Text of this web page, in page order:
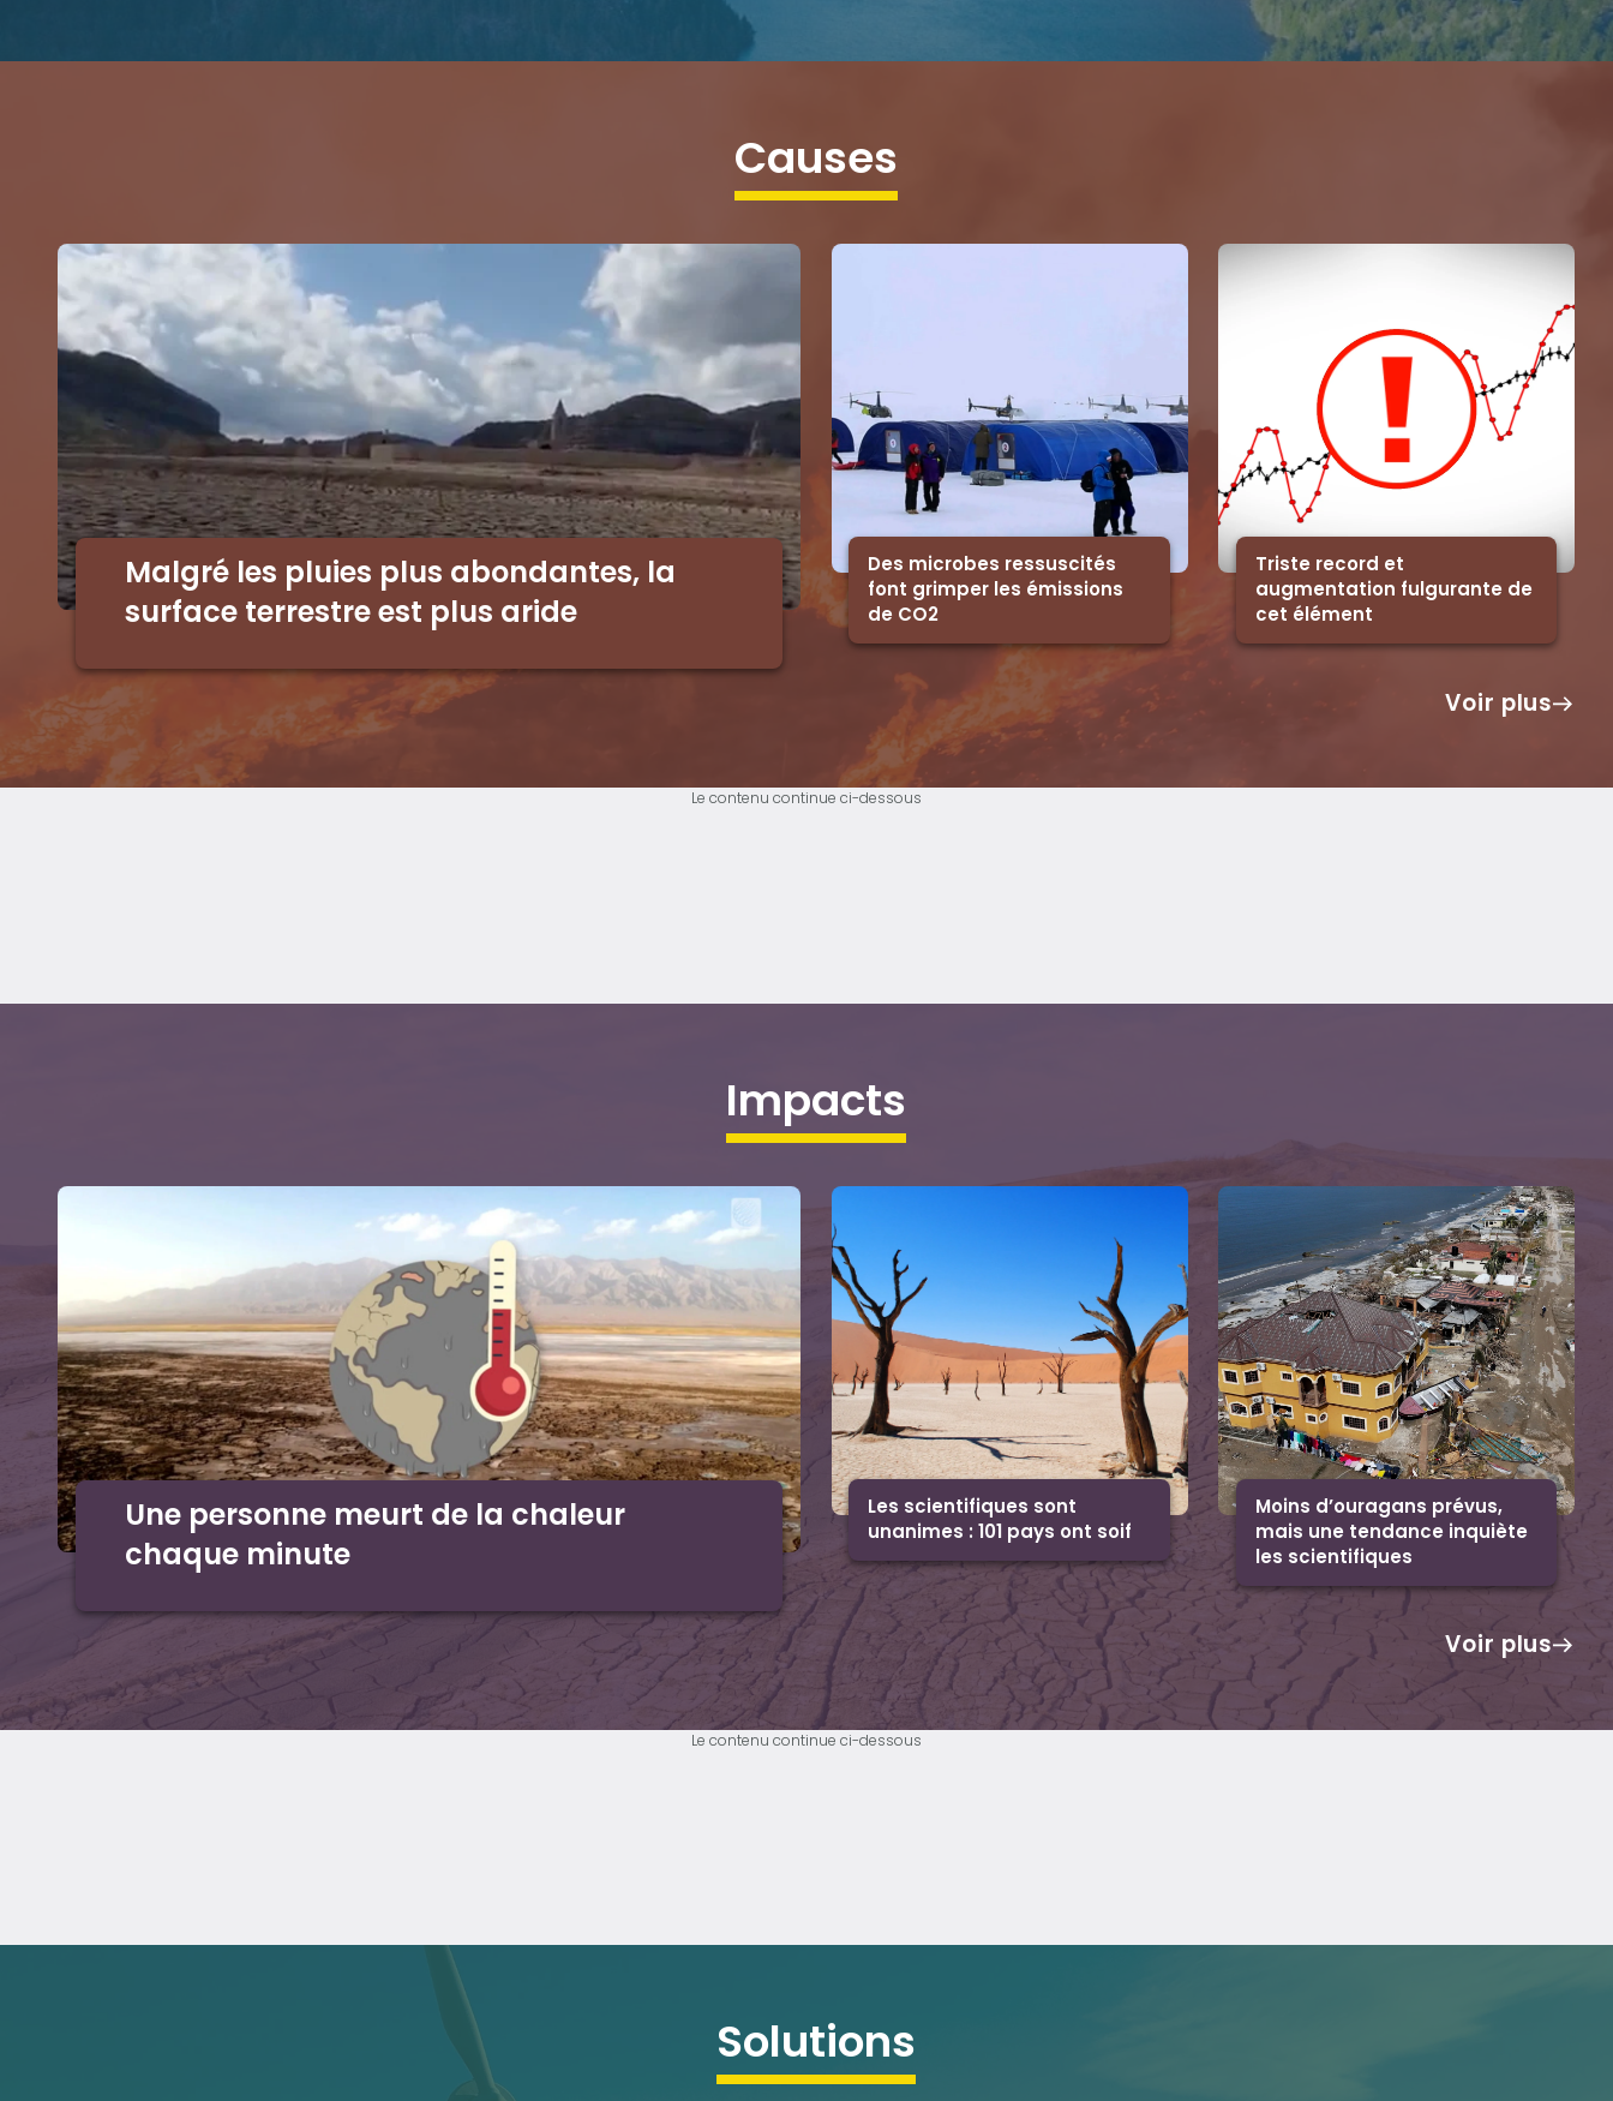
causes
Malgré les pluies plus abondantes, la
surface terrestre est plus aride
Des microbes ressuscités
font grimper les émissions
de CO2
Triste record et
augmentation fulgurante de
cet élément
Voir plus
Le contenu continue ci-dessous
impacts
Une personne meurt de la chaleur
chaque minute
Les scientifiques sont
unanimes : 101 pays ont soif
Moins d’ouragans prévus,
mais une tendance inquiète
les scientifiques
Voir plus
Le contenu continue ci-dessous
solutions